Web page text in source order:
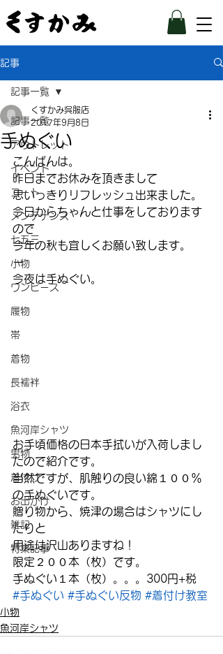
記事
記事一覧
アウトレット
イベント
コート
メンテナンス
七五三
小物
ワンピース
履物
帯
着物
長襦袢
浴衣
魚河岸シャツ
男物
着付け
お出かけ
雑記
特集記事
記事一覧
手ぬぐい
くすかみ呉服店
2017年9月8日
こんばんは。
昨日までお休みを頂きまして
思いっきりリフレッシュ出来ました。
今日からちゃんと仕事をしております
ので
今年の秋も宜しくお願い致します。
ー
今夜は手ぬぐい。
お手頃価格の日本手拭いが入荷しまし
たので紹介です。
当然ですが、肌触りの良い綿１００％
の手ぬぐいです。
贈り物から、焼津の場合はシャツにし
たりと
用途は沢山ありますね！
限定２００本（枚）です。
手ぬぐい１本（枚）。。。300円+税
#手ぬぐい #手ぬぐい反物 #着付け教室
小物
魚河岸シャツ